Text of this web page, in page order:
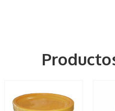
1,5 Kg